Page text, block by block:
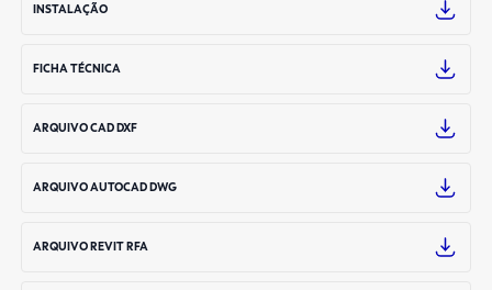
INSTALAÇÃO
FICHA TÉCNICA
ARQUIVO CAD DXF
ARQUIVO AUTOCAD DWG
ARQUIVO REVIT RFA